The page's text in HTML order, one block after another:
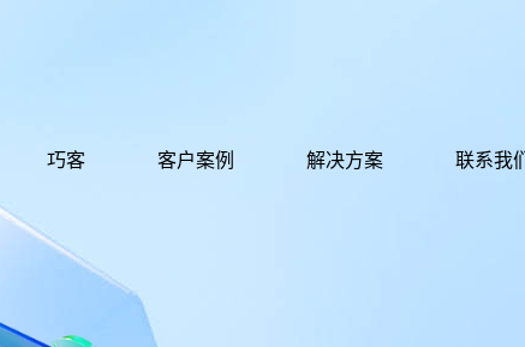
巧客 客户案例 解决方案 联系我们